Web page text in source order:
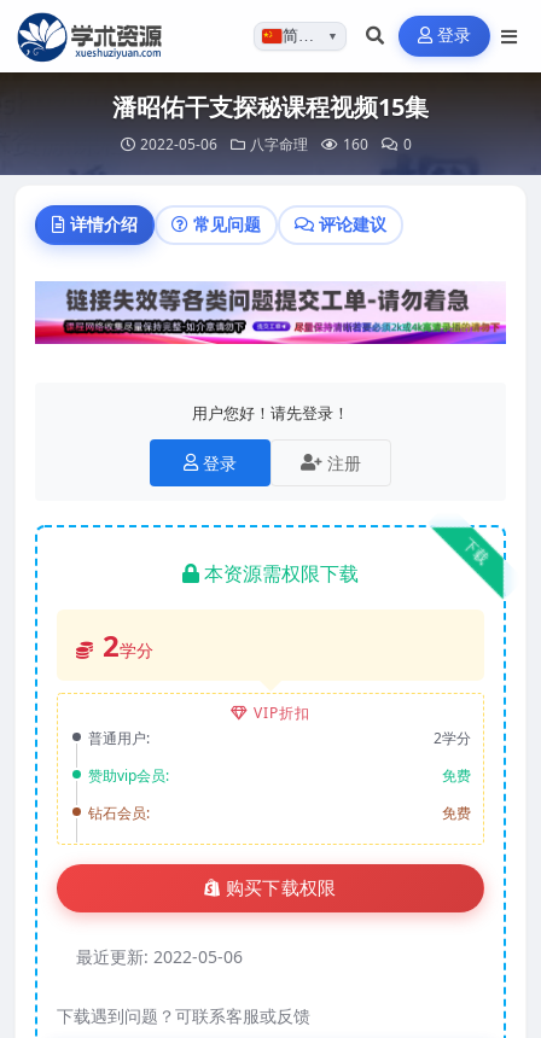
简体…▼ 登录
潘昭佑干支探秘课程视频15集
2022-05-06 八字命理 160 0
详情介绍 常见问题 评论建议
用户您好！请先登录！
登录 注册
下载
本资源需权限下载
2学分
VIP折扣
普通用户:
2学分
赞助vip会员:
免费
钻石会员:
免费
购买下载权限
最近更新: 2022-05-06
下载遇到问题？可联系客服或反馈